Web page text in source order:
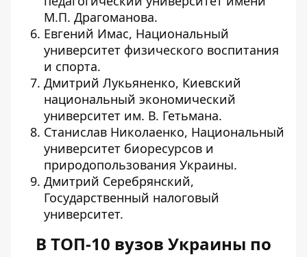
М.П. Драгоманова.
Евгений Имас, Национальный
университет физического воспитания
и спорта.
Дмитрий Лукьяненко, Киевский
национальный экономический
университет им. В. Гетьмана.
Станислав Николаенко, Национальный
университет биоресурсов и
природопользования Украины.
Дмитрий Серебрянский,
Государственный налоговый
университет.
В ТОП-10 вузов Украины по